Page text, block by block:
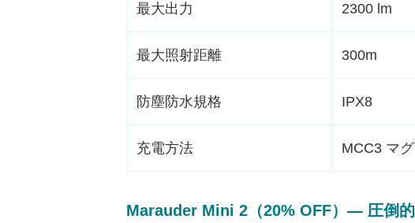
最大出力 2300 lm
最大照射距離 300m
防塵防水規格 IPX8
充電方法 MCC3 マ
Marauder Mini 2（20% OFF）— 圧倒